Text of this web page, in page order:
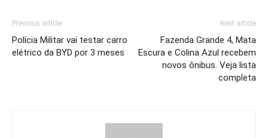
Previous article
Polícia Militar vai testar carro
elétrico da BYD por 3 meses
Next article
Fazenda Grande 4, Mata
Escura e Colina Azul recebem
novos ônibus. Veja lista
completa